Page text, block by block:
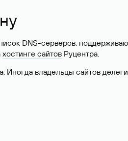
DNS-серверов,
хостинге сайтов Руцентра.
Иногда владельцы сайтов